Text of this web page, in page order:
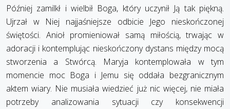
Później zamilkł i wielbił Boga, który uczynił Ją tak piękną.
Ujrzał w Niej najjaśniejsze odbicie Jego nieskończonej
świętości. Anioł promieniował samą miłością, trwając w
adoracji i kontemplując nieskończony dystans między mocą
stworzenia a Stwórcą. Maryja kontemplowała w tym
momencie moc Boga i Jemu się oddała bezgranicznym
aktem wiary. Nie musiała wiedzieć już nic więcej, nie miała
potrzeby analizowania sytuacji czy konsekwencji